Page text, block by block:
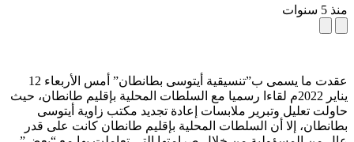
منذ 5 سنوات
عقدت ما يسمى ب”تنسيقية أيتوسى بطانطان” أمس الأربعاء 12
يناير 2022م لقاءا رسميا مع السلطات المحلية بإقليم طانطان، حيث
حاولت تعليل وتبرير ملابسات إعادة تجديد مكتب زاوية أيتوسى
بطانطان، إلا أن السلطات المحلية بإقليم طانطان كانت على قدر